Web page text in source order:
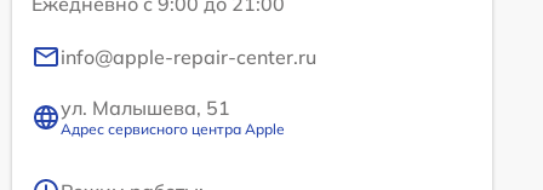
info@apple-repair-center.ru
ул. Малышева, 51
Адрес сервисного центра Apple